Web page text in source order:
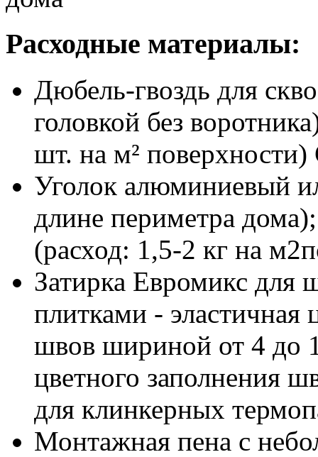
Расходные материалы:
Дюбель-гвоздь для
головкой без
шт. на м²
Уголок алюминиевый
длине периметра
(расход: 1,5-2 кг на
Затирка Евромикс
плитками - эластичная
швов шириной от 4 до
цветного заполнения
для клинкерных
Монтажная пена с